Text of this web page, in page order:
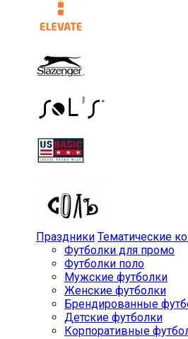
Праздники Тематические
Футболки для промо
Футболки поло
Мужские футболки
Женские футболки
Брендированные
Детские футболки
Корпоративные